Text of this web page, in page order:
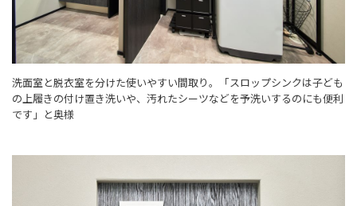
洗面室と脱衣室を分けた使いやすい間取り。「スロップシンクは子ども
の上履きの付け置き洗いや、汚れたシーツなどを予洗いするのにも便利
です」と奥様